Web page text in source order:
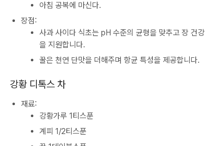
아침 공복에 마신다.
장점:
사과 사이다 식초는 pH 수준의 균형을 맞추고 장 건강
을 지원합니다.
꿀은 천연 단맛을 더해주며 항균 특성을 제공합니다.
강황 디톡스 차
재료:
강황가루 1티스푼
계피 1/2티스푼